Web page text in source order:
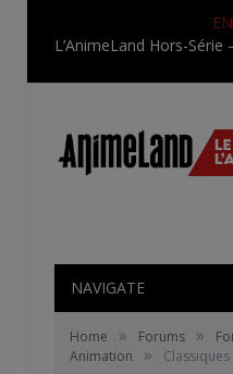
NAVIGATE
Home » Forums »
Animation
»